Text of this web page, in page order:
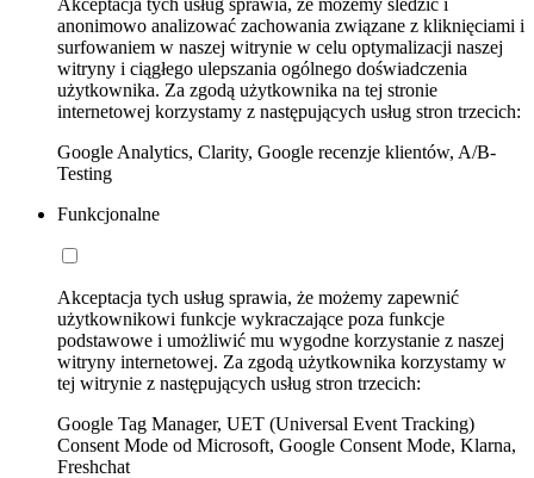
anonimowo analizować zachowania związane z kliknięciami i
surfowaniem w naszej witrynie w celu optymalizacji naszej
witryny i ciągłego ulepszania ogólnego doświadczenia
użytkownika. Za zgodą użytkownika na tej stronie
internetowej korzystamy z następujących usług stron trzecich:
Google Analytics, Clarity, Google recenzje klientów, A/B-
Testing
Funkcjonalne
Akceptacja tych usług sprawia, że możemy zapewnić
użytkownikowi funkcje wykraczające poza funkcje
podstawowe i umożliwić mu wygodne korzystanie z naszej
witryny internetowej. Za zgodą użytkownika korzystamy w
tej witrynie z następujących usług stron trzecich:
Google Tag Manager, UET (Universal Event Tracking)
Consent Mode od Microsoft, Google Consent Mode, Klarna,
Freshchat